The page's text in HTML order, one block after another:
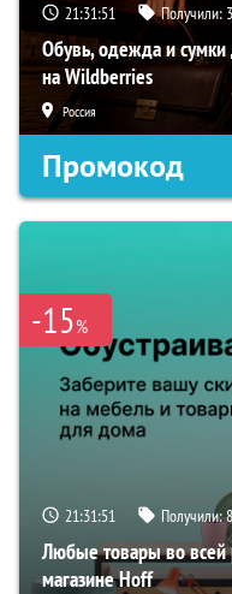
21:31:50 Получили:
Обувь, одежда и сумки
на Wildberries
Россия
Промокод
-15%
21:31:50 Получили:
Любые товары во всей
магазине Hoff